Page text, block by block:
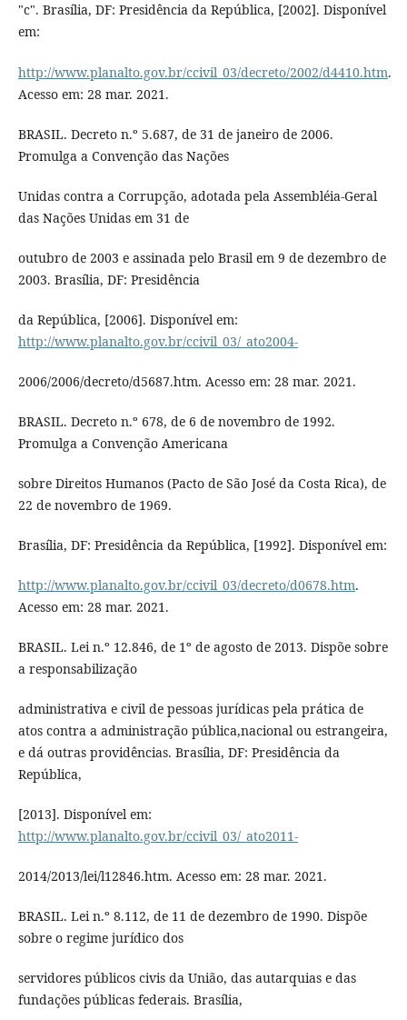
"c". Brasília, DF: Presidência da República, [2002]. Disponível
em:
http://www.planalto.gov.br/ccivil_03/decreto/2002/d4410.htm.
Acesso em: 28 mar. 2021.
BRASIL. Decreto n.º 5.687, de 31 de janeiro de 2006.
Promulga a Convenção das Nações
Unidas contra a Corrupção, adotada pela Assembléia-Geral
das Nações Unidas em 31 de
outubro de 2003 e assinada pelo Brasil em 9 de dezembro de
2003. Brasília, DF: Presidência
da República, [2006]. Disponível em:
http://www.planalto.gov.br/ccivil_03/_ato2004-
2006/2006/decreto/d5687.htm. Acesso em: 28 mar. 2021.
BRASIL. Decreto n.º 678, de 6 de novembro de 1992.
Promulga a Convenção Americana
sobre Direitos Humanos (Pacto de São José da Costa Rica), de
22 de novembro de 1969.
Brasília, DF: Presidência da República, [1992]. Disponível em:
http://www.planalto.gov.br/ccivil_03/decreto/d0678.htm.
Acesso em: 28 mar. 2021.
BRASIL. Lei n.º 12.846, de 1º de agosto de 2013. Dispõe sobre
a responsabilização
administrativa e civil de pessoas jurídicas pela prática de
atos contra a administração pública,nacional ou estrangeira,
e dá outras providências. Brasília, DF: Presidência da
República,
[2013]. Disponível em:
http://www.planalto.gov.br/ccivil_03/_ato2011-
2014/2013/lei/l12846.htm. Acesso em: 28 mar. 2021.
BRASIL. Lei n.º 8.112, de 11 de dezembro de 1990. Dispõe
sobre o regime jurídico dos
servidores públicos civis da União, das autarquias e das
fundações públicas federais. Brasília,